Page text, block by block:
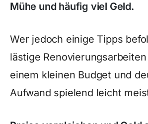
Mühe und häufig viel Geld.
Wer jedoch einige Tipps
lästige
einem kleinen Budget und
Aufwand spielend leicht